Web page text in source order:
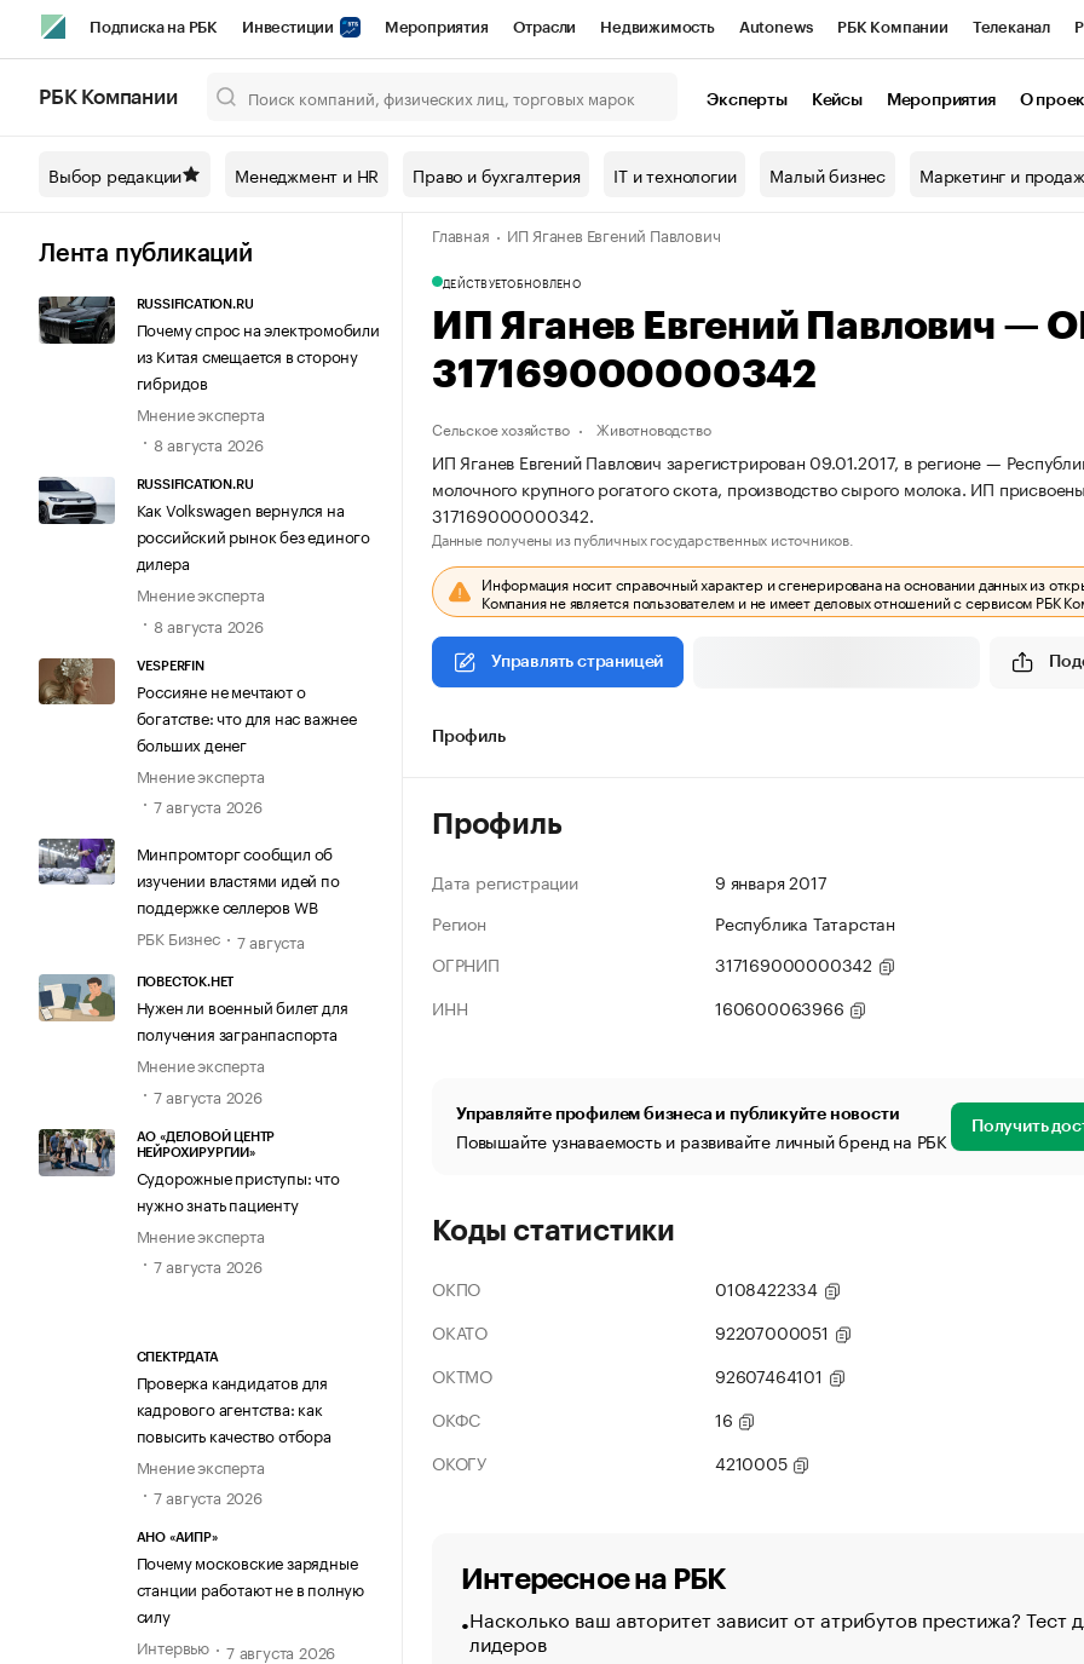
Подписка на РБК Инвестиции Мероприятия Отрасли Недвижимость Autonews РБК Компании Телеканал
Спецпроекты СПб Конференции СПб Спецпроекты Проверка контрагентов
Технологии и медиа Рынок наличной валюты
РБК Компании Эксперты Кейсы Мероприятия О
Выбор редакции Менеджмент и HR Право и бухгалтерия IT и технологии Малый бизнес Маркетинг и
Лента публикаций
RUSSIFICATION.RU
Почему спрос на электромобили
из Китая смещается в сторону
гибридов
Мнение эксперта
8 августа 2026
RUSSIFICATION.RU
Как Volkswagen вернулся на
российский рынок без единого
дилера
Мнение эксперта
8 августа 2026
VESPERFIN
Россияне не мечтают о
богатстве: что для нас важнее
больших денег
Мнение эксперта
7 августа 2026
Минпромторг сообщил об
изучении властями идей по
поддержке селлеров WB
РБК Бизнес
7 августа
ПОВЕСТОК.НЕТ
Нужен ли военный билет для
получения загранпаспорта
Мнение эксперта
7 августа 2026
АО «ДЕЛОВОЙ ЦЕНТР
НЕЙРОХИРУРГИИ»
Судорожные приступы: что
нужно знать пациенту
Мнение эксперта
7 августа 2026
СПЕКТРДАТА
Проверка кандидатов для
кадрового агентства: как
повысить качество отбора
Мнение эксперта
7 августа 2026
АНО «АИПР»
Почему московские зарядные
станции работают не в полную
силу
Интервью
7 августа 2026
Главная ИП Яганев Евгений Павлович
ДЕЙСТВУЕТОБНОВЛЕНО
ИП Яганев Евгений Павлович —
317169000000342
Сельское хозяйство Животноводство
ИП Яганев Евгений Павлович зарегистрирован 09.01.2017, в регионе —
молочного крупного рогатого скота, производство сырого молока. ИП
317169000000342.
Данные получены из публичных государственных источников.
Информация носит справочный характер и сгенерирована на основании данных из
Компания не является пользователем и не имеет деловых отношений с сервисом РБК
Управлять страницей
Профиль
Профиль
Дата регистрации
9 января 2017
Регион
Республика Татарстан
ОГРНИП
317169000000342
ИНН
160600063966
Управляйте профилем бизнеса и публикуйте новости
Повышайте узнаваемость и развивайте личный бренд на РБК Получить
Коды статистики
ОКПО
0108422334
ОКАТО
92207000051
ОКТМО
92607464101
ОКФС
16
ОКОГУ
4210005
Интересное на РБК
Насколько ваш авторитет зависит от атрибутов престижа? Тест
лидеров